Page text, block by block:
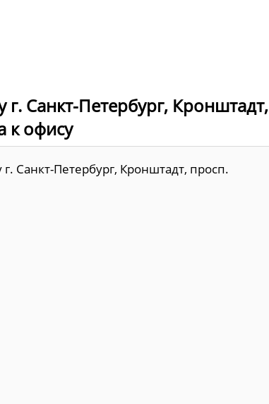
Санкт-Петербург, Кронштадт,
к офису
Санкт-Петербург, Кронштадт, просп.